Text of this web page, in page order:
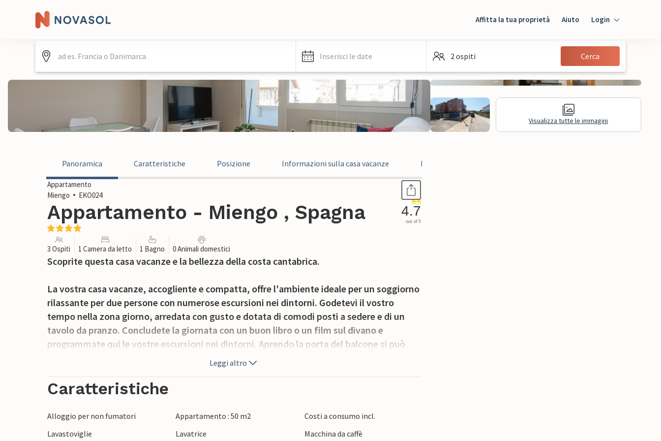
Affitta la tua proprietà Aiuto Login
Ospiti
Inserisci le date 2 ospiti Cerca
Visualizza tutte le immagini
Panoramica Caratteristiche Posizione Informazioni sulla casa vacanze Recensioni
Appartamento
Miengo
EKO024
Appartamento - Miengo , Spagna 4.7
out of 5
3 Ospiti 1 Camera da letto 1 Bagno 0 Animali domestici
Scoprite questa casa vacanze e la bellezza della costa cantabrica.
La vostra casa vacanze, accogliente e compatta, offre l'ambiente ideale per un soggiorno
rilassante per due persone con numerose escursioni nei dintorni. Godetevi il vostro
tempo nella zona giorno, arredata con gusto e dotata di comodi posti a sedere e di un
tavolo da pranzo. Concludete la giornata con un buon libro o un film sul divano e
programmate qui le vostre escursioni nei dintorni. Aprendo la porta del balcone si può
godere della tranquillità del quartiere e della vista delle case circostanti.
I dintorni di Miengo offrono numerose attrazioni per tutti i gusti. Visitate le bellissime
rilassanti in riva al mare, prendete il sole e rinfrescatevi nell'acqua cristallina. Potete
Leggi altro
Caratteristiche
Alloggio per non fumatori Appartamento : 50 m2
Costi a consumo incl.
Lavastoviglie
Lavatrice
Macchina da caffè